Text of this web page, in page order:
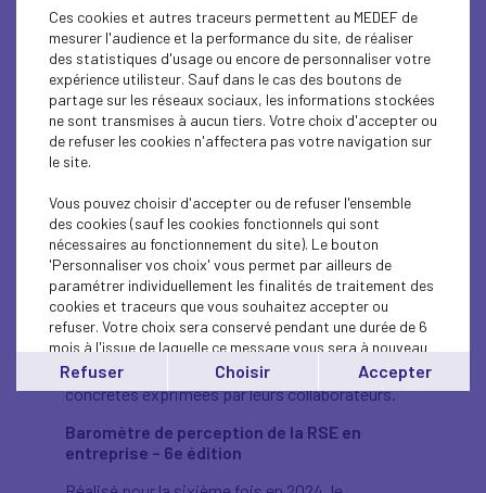
fournissent un éclairage sur les attentes des
employés en matière d’égalité des chances et de
RSE, des enjeux devenus centraux dans le monde
du travail.
Baromètre de perception de l'égalité des
chances en entreprise – 13e édition
Depuis 13 ans, ce baromètre suit de près
l’égalité des chances au sein des entreprises. Il
révèle chaque année les progrès réalisés ainsi que
les défis encore à relever pour instaurer un
environnement de travail plus inclusif.
Ce baromètre est un outil essentiel pour les
entreprises qui cherchent à développer et
renforcer leurs politiques de diversité et
d’inclusion, en se basant sur des attentes
concrètes exprimées par leurs collaborateurs.
Baromètre de perception de la RSE en
entreprise – 6e édition
Ces cookies et autres traceurs permettent au MEDEF de
mesurer l'audience et la performance du site, de réaliser
des statistiques d'usage ou encore de personnaliser votre
expérience utilisteur. Sauf dans le cas des boutons de
partage sur les réseaux sociaux, les informations stockées
ne sont transmises à aucun tiers. Votre choix d'accepter ou
de refuser les cookies n'affectera pas votre navigation sur
le site.
Vous pouvez choisir d'accepter ou de refuser l'ensemble
des cookies (sauf les cookies fonctionnels qui sont
nécessaires au fonctionnement du site). Le bouton
'Personnaliser vos choix' vous permet par ailleurs de
paramétrer individuellement les finalités de traitement des
cookies et traceurs que vous souhaitez accepter ou
refuser. Votre choix sera conservé pendant une durée de 6
mois à l'issue de laquelle ce message vous sera à nouveau
affiché..
Vous pouvez modifier votre choix à tout moment en
cliquant sur le lien
en bas de page.
Refuser Choisir Accepter